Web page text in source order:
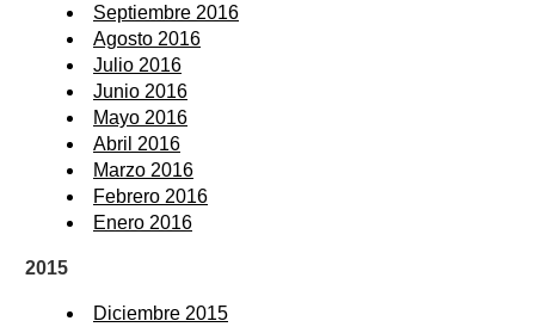
Septiembre 2016
Agosto 2016
Julio 2016
Junio 2016
Mayo 2016
Abril 2016
Marzo 2016
Febrero 2016
Enero 2016
2015
Diciembre 2015